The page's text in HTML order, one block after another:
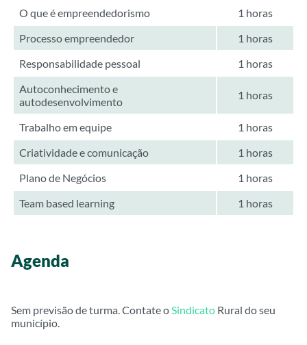
O que é empreendedorismo
1 horas
Processo empreendedor
1 horas
Responsabilidade pessoal
1 horas
Autoconhecimento e
autodesenvolvimento
1 horas
Trabalho em equipe
1 horas
Criatividade e comunicação
1 horas
Plano de Negócios
1 horas
Team based learning
1 horas
Agenda
Sem previsão de turma. Contate oSindicato Rural do seu
município.